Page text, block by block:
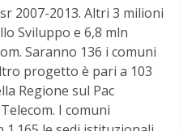
2007-2013. Altri 3 milioni
Sviluppo e 6,8 mln
Saranno 136 i comuni
progetto è pari a 103
Regione sul Pac
I comuni